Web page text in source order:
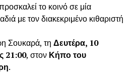
το κοινό σε μία
με τον διακεκριμένο κιθαριστή
Σουκαρά, τη Δευτέρα, 10
21:00, στον Κήπο του
.